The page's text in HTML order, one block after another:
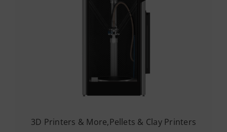
3D Printers & More,Pellets & Clay Printers